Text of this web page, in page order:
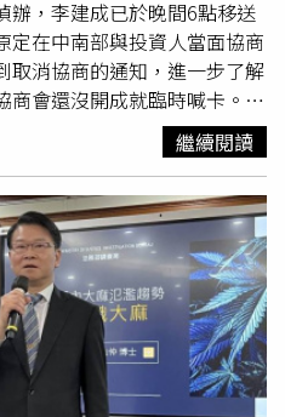
起訴並聲請簡判。蘇南銘涉
東都是警察，執勤過程原本就
證不足以證明蘇南銘知道鄭晋
他發現子彈後沒積極處理，不
辦，李建成已於晚間6點移送
定在中南部與投資人當面協商
取消協商的通知，進一步了解
商會還沒開成就臨時喊卡。當
時，媒體詢問「董事長，你
那些錢去買豪車？幫老婆買很
話跟投資人交代？董事長是要
對連珠炮式提問，李建成沉默
來的質疑。兆基集團旗下的兆
理顧問公司近日爆發公司債兌
十萬元到破千萬，為此成立自
，提出方案是兆基未上市股票
投資人取得股票後，原有公司
要求投資人拋棄民事求償、不
繼續閱讀